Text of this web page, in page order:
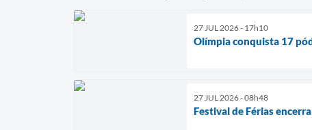
27 JUL 2026 - 17h10
Olímpia conquista 17
27 JUL 2026 - 08h48
Festival de Férias